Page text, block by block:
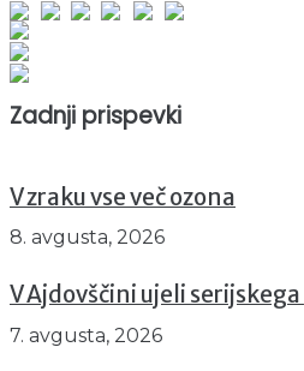
Zadnji prispevki
V zraku vse več ozona
8. avgusta, 2026
V Ajdovščini ujeli
7. avgusta, 2026